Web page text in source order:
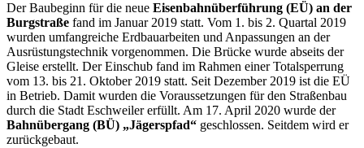
Der Baubeginn für die neue Eisenbahnüberführung (EÜ) an der
Burgstraße fand im Januar 2019 statt. Vom 1. bis 2. Quartal 2019
wurden umfangreiche Erdbauarbeiten und Anpassungen an der
Ausrüstungstechnik vorgenommen. Die Brücke wurde abseits der
Gleise erstellt. Der Einschub fand im Rahmen einer Totalsperrung
vom 13. bis 21. Oktober 2019 statt. Seit Dezember 2019 ist die EÜ
in Betrieb. Damit wurden die Voraussetzungen für den Straßenbau
durch die Stadt Eschweiler erfüllt. Am 17. April 2020 wurde der
Bahnübergang (BÜ) „Jägerspfad“ geschlossen. Seitdem wird er
zurückgebaut.